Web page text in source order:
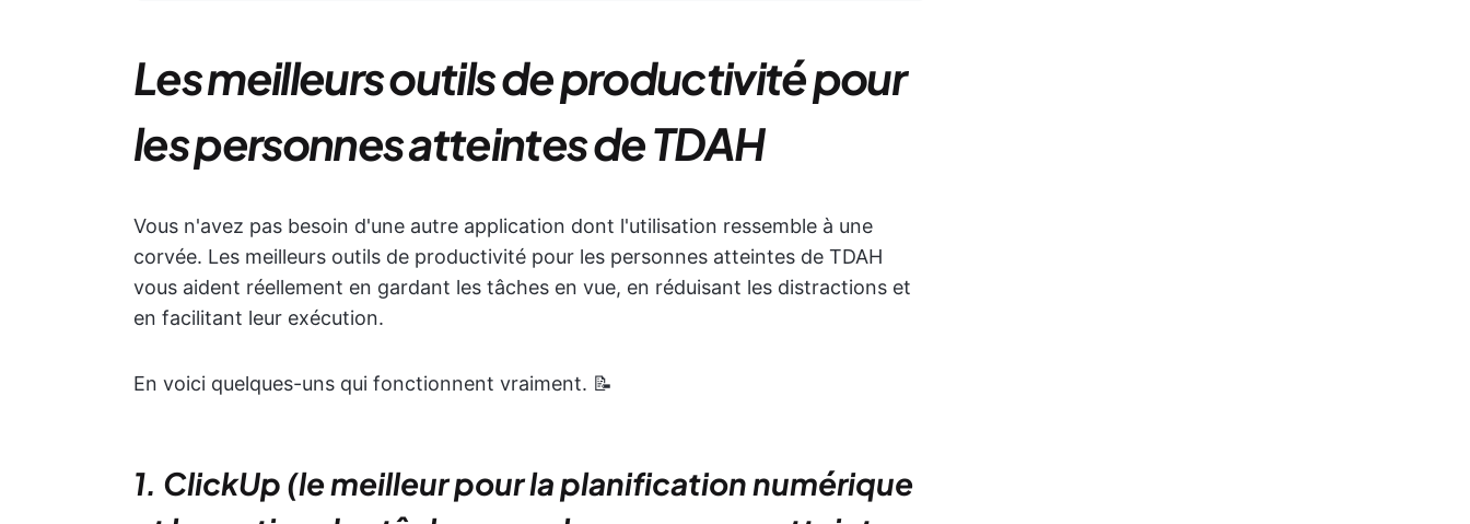
Les meilleurs outils de productivité pour
les personnes atteintes de TDAH
Vous n'avez pas besoin d'une autre application dont l'utilisation ressemble à une
corvée. Les meilleurs outils de productivité pour les personnes atteintes de TDAH
vous aident réellement en gardant les tâches en vue, en réduisant les distractions et
en facilitant leur exécution.
En voici quelques-uns qui fonctionnent vraiment. 📝
1. ClickUp (le meilleur pour la planification numérique